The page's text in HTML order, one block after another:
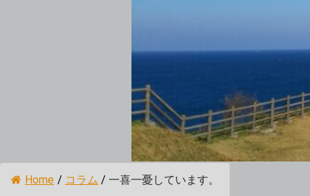
Home / コラム / 一喜一憂しています。